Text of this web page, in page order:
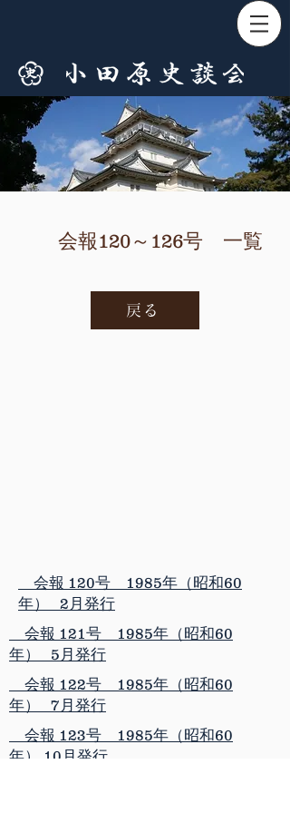
会報120～126号 一覧
戻る
会報 120号 1985年（昭和60
年） 2月発行
会報 121号 1985年（昭和60
年） 5月発行
会報 122号 1985年（昭和60
年） 7月発行
会報 123号 1985年（昭和60
年） 10月発行